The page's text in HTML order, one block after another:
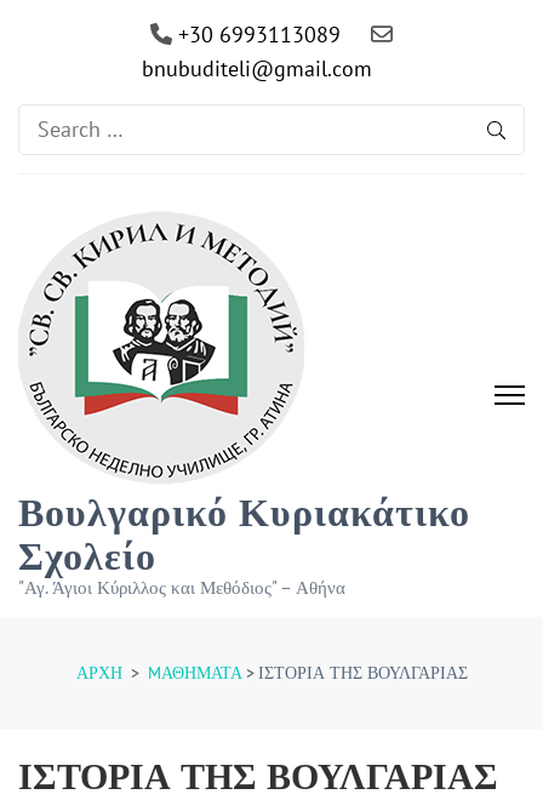
+30 6993113089
bnubuditeli@gmail.com
Search
for:
Βουλγαρικό Κυριακάτικο
Σχολείο
"Αγ. Άγιοι Κύριλλος και Μεθόδιος" – Αθήνα
ΑΡΧΉ > МΑΘΉΜΑΤΑ>ΙΣΤΟΡΙΑ ΤΗΣ ΒΟΥΛΓΑΡΙΑΣ
ΙΣΤΟΡΙΑ ΤΗΣ ΒΟΥΛΓΑΡΙΑΣ